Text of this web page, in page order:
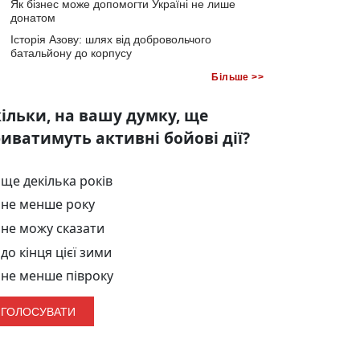
Як бізнес може допомогти Україні не лише
донатом
Історія Азову: шлях від добровольчого
батальйону до корпусу
Більше >>
на вашу думку, ще
активні бойові дії?
ще декілька років
не менше року
не можу сказати
до кінця цієї зими
не менше півроку